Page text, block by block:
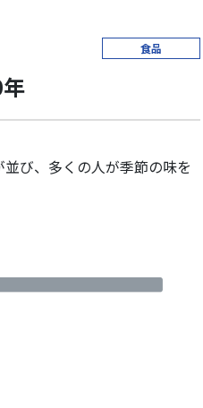
食品
び、多くの人が季節の味を